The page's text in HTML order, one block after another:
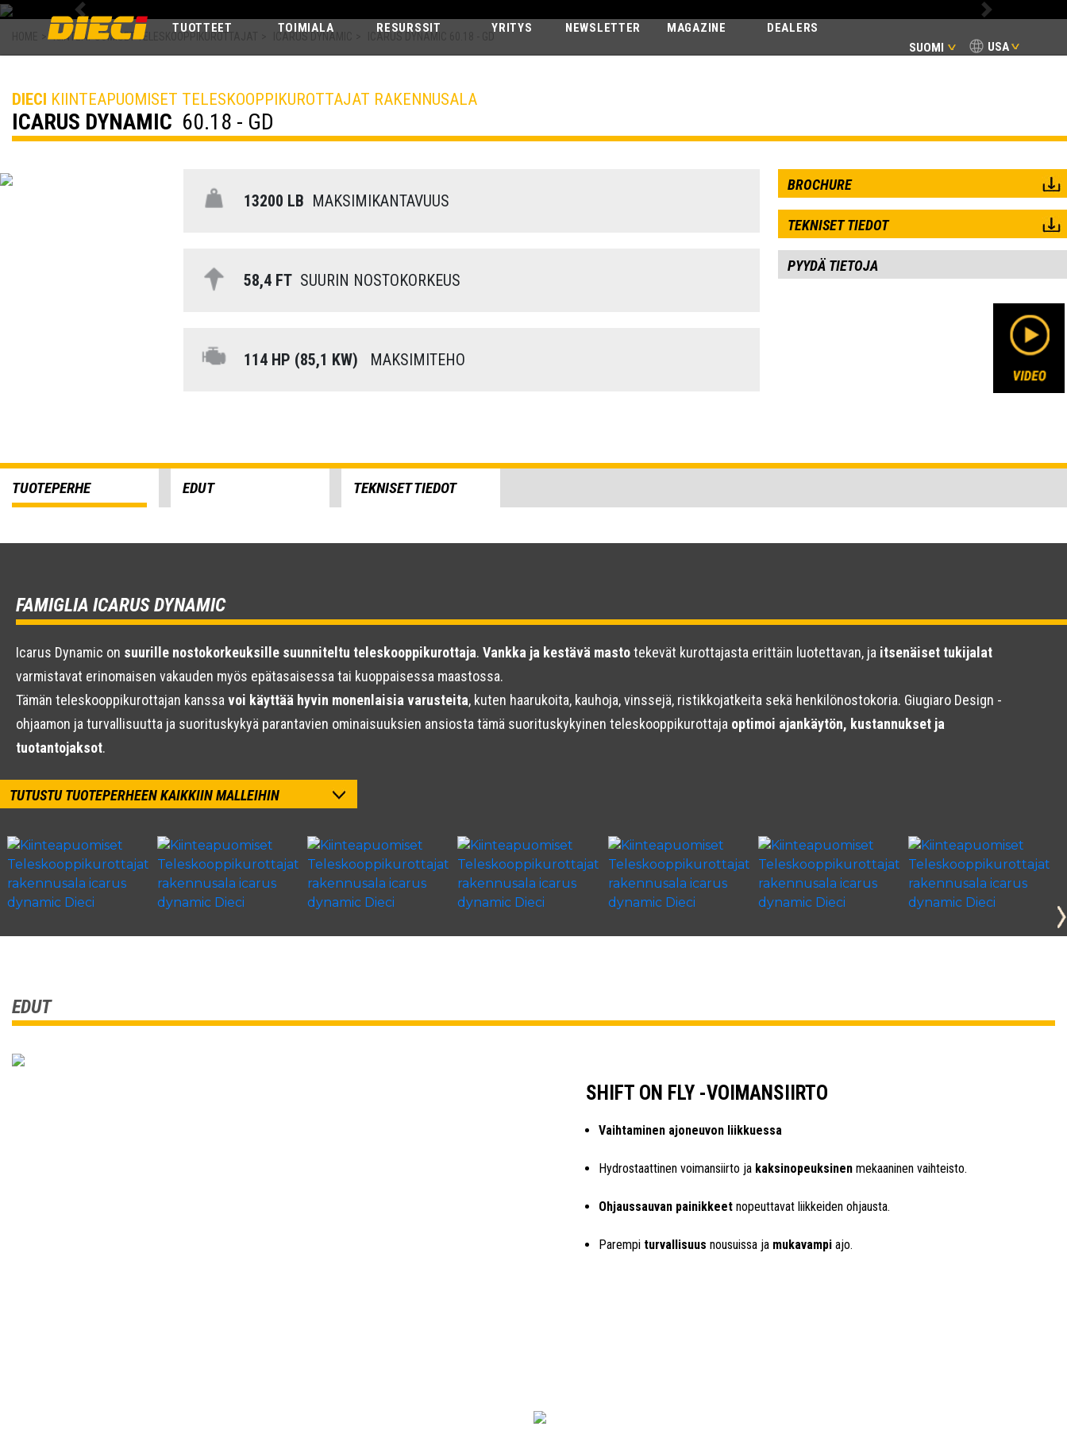
USA
SUOMI
NEWSLETTER MAGAZINE DEALERS
TUOTTEET TOIMIALA RESURSSIT YRITYS
Previous Next
ICARUS DYNAMIC
KIINTEAPUOMISET TELESKOOPPIKUROTTAJAT
DIECI KIINTEAPUOMISET TELESKOOPPIKUROTTAJAT RAKENNUSALA
ICARUS DYNAMIC 60.18 - GD
13200 LB MAKSIMIKANTAVUUS
58,4 FTSUURIN NOSTOKORKEUS
114 HP (85,1 KW) MAKSIMITEHO
BROCHURE
TEKNISET TIEDOT
PYYDÄ TIETOJA
TUOTEPERHE EDUT TEKNISET TIEDOT
FAMIGLIA ICARUS DYNAMIC
Icarus Dynamic on suurille nostokorkeuksille suunniteltu teleskooppikurottaja. Vankka ja kestävä mastotekevät kurottajasta erittäin luotettavan, ja itsenäiset tukijalat
varmistavat erinomaisen vakauden myös epätasaisessa tai kuoppaisessa maastossa.
Tämän teleskooppikurottajan kanssa voi käyttää hyvin monenlaisia varusteita, kuten haarukoita, kauhoja, vinssejä, ristikkojatkeita sekä henkilönostokoria. Giugiaro Design -
ohjaamon ja turvallisuutta ja suorituskykyä parantavien ominaisuuksien ansiosta tämä suorituskykyinen teleskooppikurottaja optimoi ajankäytön, kustannukset ja
tuotantojaksot.
TUTUSTU TUOTEPERHEEN KAIKKIIN MALLEIHIN
EDUT
SHIFT ON FLY -VOIMANSIIRTO
Vaihtaminen ajoneuvon liikkuessa
Hydrostaattinen voimansiirto ja kaksinopeuksinenmekaaninen vaihteisto.
Ohjaussauvan painikkeetnopeuttavat liikkeiden ohjausta.
Parempi turvallisuus nousuissa ja mukavampiajo.